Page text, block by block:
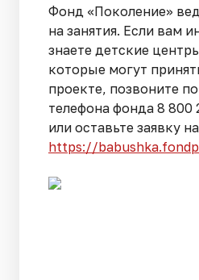
Фонд «Поколение»
на занятия. Если вам
знаете детские
которые могут
проекте, позвоните
телефона фонда 8 800
или оставьте заявку
https://